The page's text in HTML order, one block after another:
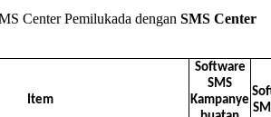
Center Pemilukada dengan SMS Center
Item
Software
SMS
Kampanye